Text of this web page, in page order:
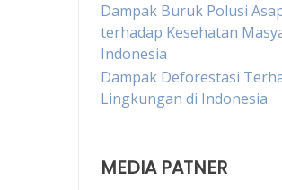
Dampak Buruk Polusi
terhadap Kesehatan
Indonesia
Dampak Deforestasi
Lingkungan di Indonesia
MEDIA PATNER